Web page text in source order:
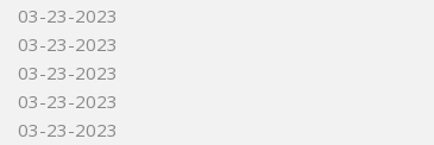
03-23-2023
03-23-2023
03-23-2023
03-23-2023
03-23-2023